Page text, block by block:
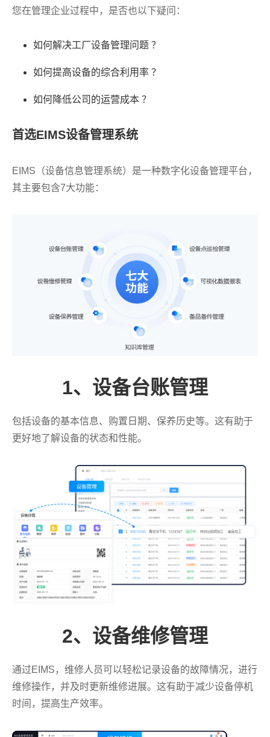
您在管理企业过程中，是否也以下疑问：
如何解决工厂设备管理问题 ？
如何提高设备的综合利用率 ？
如何降低公司的运营成本 ？
首选EIMS设备管理系统
EIMS（设备信息管理系统）是一种数字化设备管理平台，
其主要包含7大功能：
1、设备台账管理
包括设备的基本信息、购置日期、保养历史等。这有助于
更好地了解设备的状态和性能。
2、设备维修管理
通过EIMS，维修人员可以轻松记录设备的故障情况，进行
维修操作，并及时更新维修进展。这有助于减少设备停机
时间，提高生产效率。